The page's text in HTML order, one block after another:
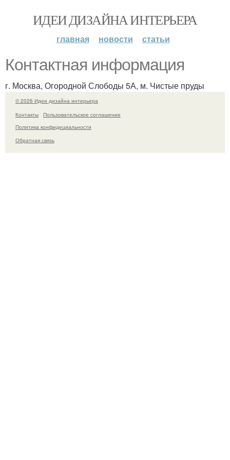
ИДЕИ ДИЗАЙНА ИНТЕРЬЕРА
главная новости статьи
Контактная информация
г. Москва, Огородной Слободы 5А, м. Чистые пруды
© 2026 Идеи дизайна интерьера
Контакты
Пользовательское соглашение
Политика конфидециальности
Обратная связь